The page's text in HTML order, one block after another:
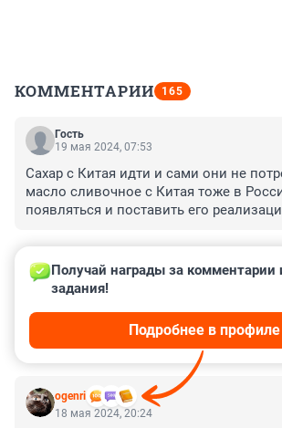
КОММЕНТАРИИ 165
Гость
19 мая 2024, 07:53
Сахар с Китая идти и сами они не
масло сливочное с Китая тоже в
появляться и поставить его
Китая мировой торговли в Европе и
Но России разрешения на мёд с
Гость
18 мая 2024, 23:28
Мы им газ по-дешевке - они нам
тридорого! Это нормально!
ogenri
Получай награды за комментарии
задания!
Подробнее в профиле
18 мая 2024, 20:24